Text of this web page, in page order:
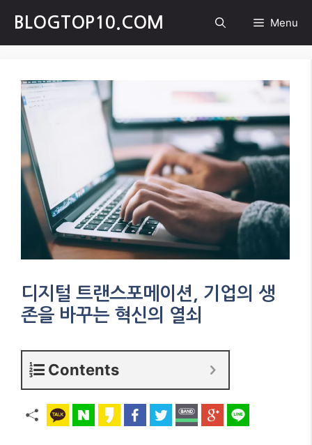
content
BLOGTOP10.COM Menu
디지털 트랜스포메이션, 기업의 생
존을 바꾸는 혁신의 열쇠
Contents